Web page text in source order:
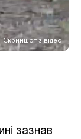
Скриншот з відео
зазнав